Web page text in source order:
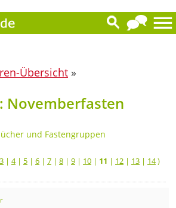
Übersicht »
Novemberfasten
und Fastengruppen
3 | 4| 5 | 6 | 7 | 8 | 9 | 10 | 11 | 12 | 13 | 14)